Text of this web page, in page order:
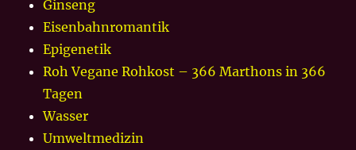
Ginseng
Eisenbahnromantik
Epigenetik
Roh Vegane Rohkost – 366 Marthons in 366
Tagen
Wasser
Umweltmedizin